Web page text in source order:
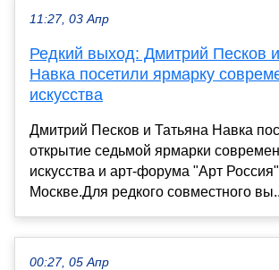
11:27, 03 Апр
Редкий выход: Дмитрий Песков
Навка посетили ярмарку
искусства
Дмитрий Песков и Татьяна Навка
открытие седьмой ярмарки
искусства и арт-форума "Арт
Москве.Для редкого совместного
00:27, 05 Апр